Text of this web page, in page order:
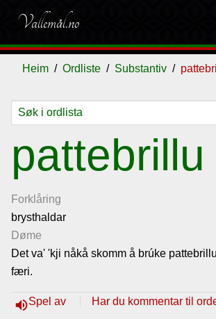
Vallemål.no
Heim Ordliste Substantiv
pattebrillu
Forklåring
brysthaldar
Døme
Det va' 'kji nåkå skomm å brúke
færi.
volume_upSpel av Har du kommentar til
Ordliste
Om
vallemålet
Gjestebok